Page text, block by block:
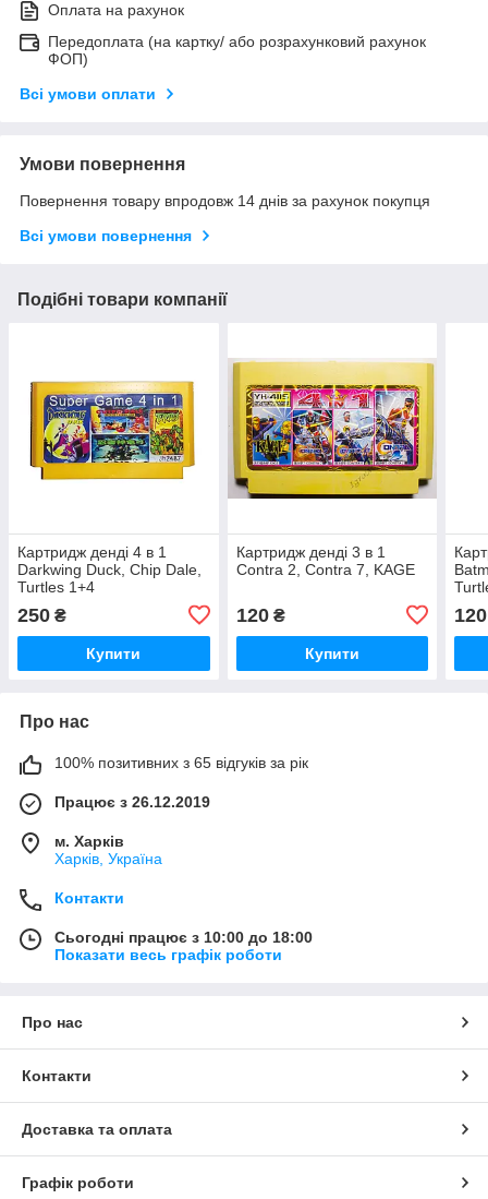
Оплата на рахунок
Передоплата (на картку/ або розрахунковий рахунок
ФОП)
Всі умови оплати
Умови повернення
Повернення товару впродовж 14 днів за рахунок покупця
Всі умови повернення
Подібні товари компанії
Картридж денді 4 в 1
Darkwing Duck, Chip Dale,
Turtles 1+4
250 ₴
Купити
Картридж денді 3 в 1
Contra 2, Contra 7, KAGE
120₴
Купити
120
Про нас
100% позитивних з 65 відгуків за рік
Працює з 26.12.2019
м. Харків
Харків, Україна
Контакти
Сьогодні працює з 10:00 до 18:00
Показати весь графік роботи
Про нас
Контакти
Доставка та оплата
Графік роботи